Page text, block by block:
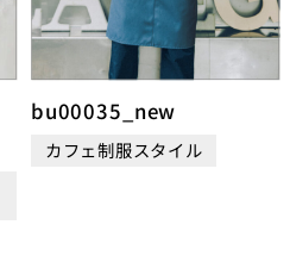
bu00035_new
カフェ制服スタイル